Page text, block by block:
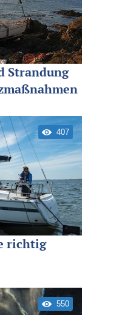
Strandung
407
richtig
550